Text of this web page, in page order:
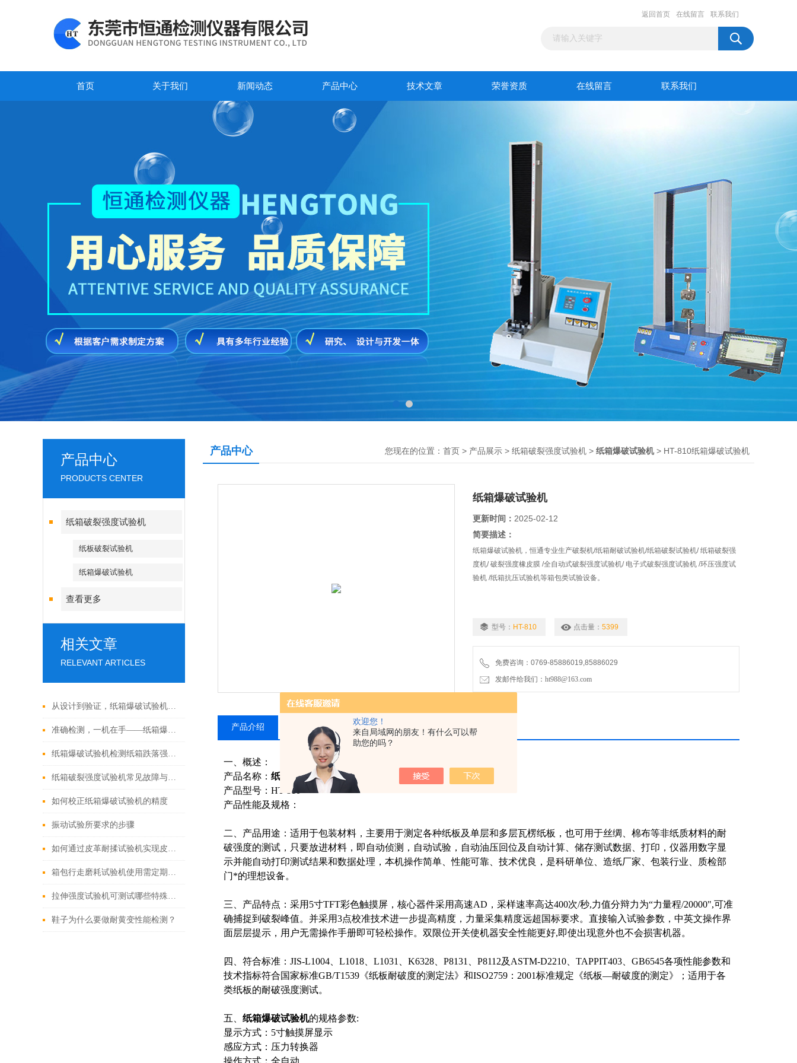
欢迎您！
来自局域网的朋友！有什么可以帮
助您的吗？
返回首页 在线留言 联系我们
首页 关于我们 新闻动态 产品中心 技术文章 荣誉资质 在线留言 联系我们
产品中心
PRODUCTS CENTER
纸箱破裂强度试验机
纸板破裂试验机
纸箱爆破试验机
查看更多
相关文章
RELEVANT ARTICLES
从设计到验证，纸箱爆破试验机助力包装品质飞跃
准确检测，一机在手——纸箱爆破试验机全解析
纸箱爆破试验机检测纸箱跌落强度实验方法
纸箱破裂强度试验机常见故障与解决方法
如何校正纸箱爆破试验机的精度
振动试验所要求的步骤
如何通过皮革耐揉试验机实现皮革质量检测
箱包行走磨耗试验机使用需定期对其进行检测
拉伸强度试验机可测试哪些特殊项目呢？
鞋子为什么要做耐黄变性能检测？
产品中心 您现在的位置： 首页 > 产品展示 > 纸箱破裂强度试验机 > 纸箱爆破试验机> HT-810纸箱爆破试验机
纸箱爆破试验机
更新时间： 2025-02-12
简要描述：
纸箱爆破试验机，恒通专业生产破裂机/纸箱耐破试验机/纸箱破裂试验机/ 纸箱破裂强
度机/ 破裂强度橡皮膜 /全自动式破裂强度试验机/ 电子式破裂强度试验机 /环压强度试
验机 /纸箱抗压试验机等箱包类试验设备。
型号： HT-810 点击量： 5399
免费咨询：0769-85886019,85886029
发邮件给我们：ht988@163.com
产品介绍 相关产品 留言询价
一、概述：
产品名称： 纸箱爆破试验机
产品型号：HT-810
产品性能及规格：
二、产品用途：适用于包装材料，主要用于测定各种纸板及单层和多层瓦楞纸板，也可用于丝绸、棉布等非纸质材料的耐
破强度的测试，只要放进材料，即自动侦测，自动试验，自动油压回位及自动计算、储存测试数据、打印，仪器用数字显
示并能自动打印测试结果和数据处理，本机操作简单、性能可靠、技术优良，是科研单位、造纸厂家、包装行业、质检部
门*的理想设备。
三、产品特点：采用5寸TFT彩色触摸屏，核心器件采用高速AD，采样速率高达400次/秒,力值分辩力为“力量程/20000",可准
确捕捉到破裂峰值。并采用3点校准技术进一步提高精度，力量采集精度远超国标要求。直接输入试验参数，中英文操作界
面层层提示，用户无需操作手册即可轻松操作。双限位开关使机器安全性能更好,即使出现意外也不会损害机器。
四、符合标准：JIS-L1004、L1018、L1031、K6328、P8131、P8112及ASTM-D2210、TAPPIT403、GB6545各项性能参数和
技术指标符合国家标准GB/T1539《纸板耐破度的测定法》和ISO2759：2001标准规定《纸板—耐破度的测定》；适用于各
类纸板的耐破强度测试。
五、 纸箱爆破试验机的规格参数:
显示方式：5寸触摸屏显示
感应方式：压力转换器
操作方式：全自动